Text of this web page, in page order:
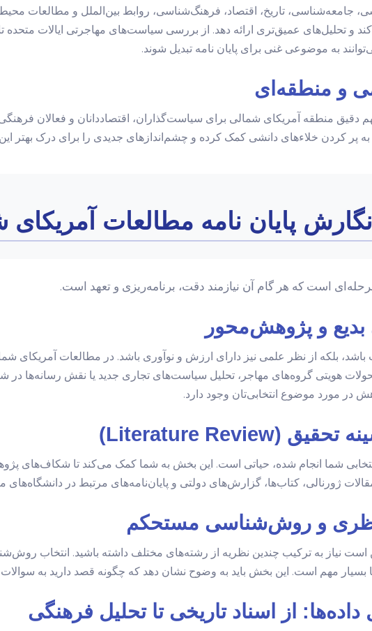
جامعه‌شناسی، تاریخ، اقتصاد، فرهنگ‌شناسی، روابط بین‌الملل و مطالعات
کند و تحلیل‌های عمیق‌تری ارائه دهد. از بررسی سیاست‌های مهاجرتی ایالات متحده
به موضوعی غنی برای پایان نامه تبدیل شوند.
و منطقه‌ای
فهم دقیق منطقه آمریکای شمالی برای سیاست‌گذاران، اقتصاددانان و فعالان
به پر کردن خلاءهای دانشی کمک کرده و چشم‌اندازهای جدیدی را برای درک بهتر
پایان نامه مطالعات آمریکای
است که هر گام آن نیازمند دقت، برنامه‌ریزی و تعهد است.
باشد، بلکه از نظر علمی نیز دارای ارزش و نوآوری باشد. در مطالعات آمریکای
هویتی گروه‌های مهاجر، تحلیل سیاست‌های تجاری جدید یا نقش رسانه‌ها در
در مورد موضوع انتخابی‌تان وجود دارد.
انتخابی شما انجام شده، حیاتی است. این بخش به شما کمک می‌کند تا شکاف‌های
ژورنالی، کتاب‌ها، گزارش‌های دولتی و پایان‌نامه‌های مرتبط در دانشگاه‌های
است نیاز به ترکیب چندین نظریه از رشته‌های مختلف داشته باشید. انتخاب
بسیار مهم است. این بخش باید به وضوح نشان دهد که چگونه قصد دارید به